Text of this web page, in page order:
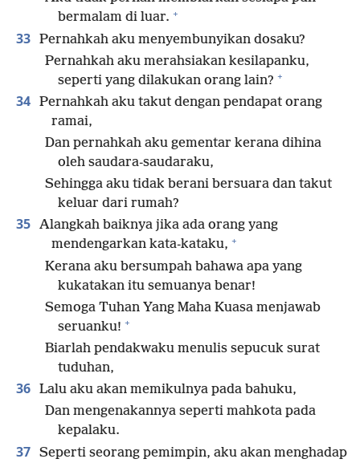
bermalam di luar. +
33 Pernahkah aku menyembunyikan dosaku?
Pernahkah aku merahsiakan kesilapanku,
seperti yang dilakukan orang lain? +
34 Pernahkah aku takut dengan pendapat orang
ramai,
Dan pernahkah aku gementar kerana dihina
oleh saudara-saudaraku,
Sehingga aku tidak berani bersuara dan takut
keluar dari rumah?
35 Alangkah baiknya jika ada orang yang
mendengarkan kata-kataku, +
Kerana aku bersumpah bahawa apa yang
kukatakan itu semuanya benar!
Semoga Tuhan Yang Maha Kuasa menjawab
seruanku! +
Biarlah pendakwaku menulis sepucuk surat
tuduhan,
36 Lalu aku akan memikulnya pada bahuku,
Dan mengenakannya seperti mahkota pada
kepalaku.
37 Seperti seorang pemimpin, aku akan menghadap